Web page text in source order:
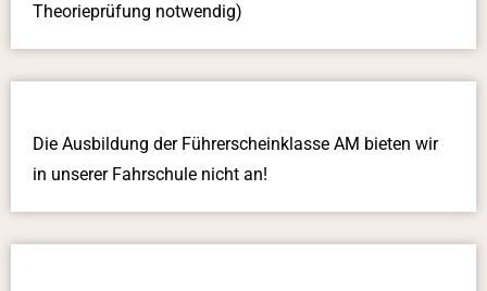
Theorieprüfung notwendig)
Die Ausbildung der Führerscheinklasse AM bieten wir
in unserer Fahrschule nicht an!